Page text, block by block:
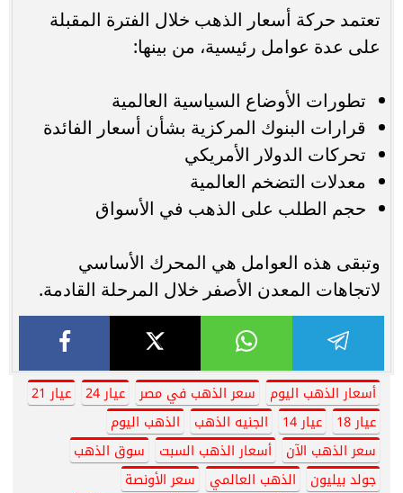
تعتمد حركة أسعار الذهب خلال الفترة المقبلة
على عدة عوامل رئيسية، من بينها:
تطورات الأوضاع السياسية العالمية
قرارات البنوك المركزية بشأن أسعار الفائدة
تحركات الدولار الأمريكي
معدلات التضخم العالمية
حجم الطلب على الذهب في الأسواق
وتبقى هذه العوامل هي المحرك الأساسي
لاتجاهات المعدن الأصفر خلال المرحلة القادمة.
أسعار الذهب اليوم سعر الذهب في مصر عيار 24
عيار 21
عيار 18
عيار 14 الجنيه الذهب
الذهب اليوم
سعر الذهب الآن
أسعار الذهب السبت
سوق الذهب
جولد بيليون
الذهب العالمي
سعر الأونصة